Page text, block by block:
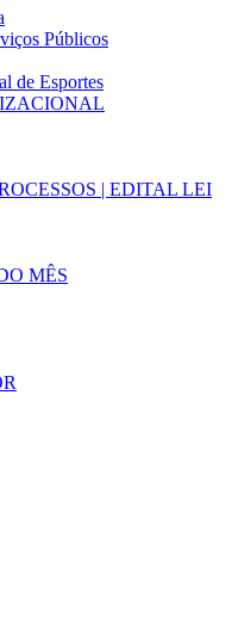
Públicos
de Esportes
| EDITAL LEI
MÊS